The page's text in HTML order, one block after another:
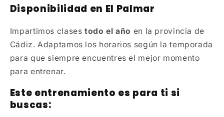
Disponibilidad en El Palmar
Impartimos clasestodo el año en la provincia de
Cádiz. Adaptamos los horarios según la temporada
para que siempre encuentres el mejor momento
para entrenar.
Este entrenamiento es para ti si
buscas: